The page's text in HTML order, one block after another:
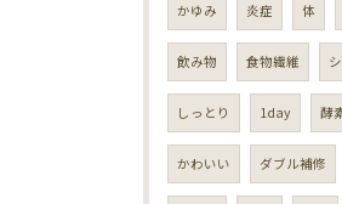
かゆみ 炎症 体
飲み物 食物繊維
しっとり 1day 酵
かわいい ダブル補修